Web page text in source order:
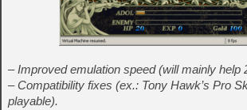
– Improved emulation speed (will mainly help
– Compatibility fixes (ex.: Tony Hawk’s Pro
playable).